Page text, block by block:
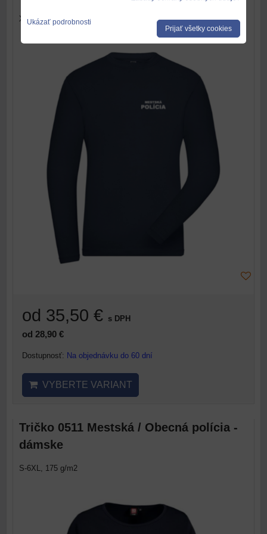
XS-6XL, 180 g/m2
od 35,50 € s DPH
od 28,90 €
Dostupnosť: Na objednávku do 60 dní
VYBERTE VARIANT
Tričko 0511 Mestská / Obecná polícia -
dámske
S-6XL, 175 g/m2
Ukázať podrobnosti
Prijať všetky cookies